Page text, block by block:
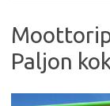
Paljon